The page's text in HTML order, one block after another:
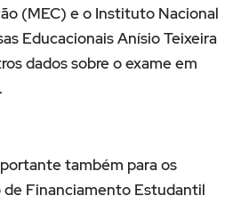
(MEC) e o Instituto Nacional
Educacionais Anísio Teixeira
dados sobre o exame em
também para os
Financiamento Estudantil